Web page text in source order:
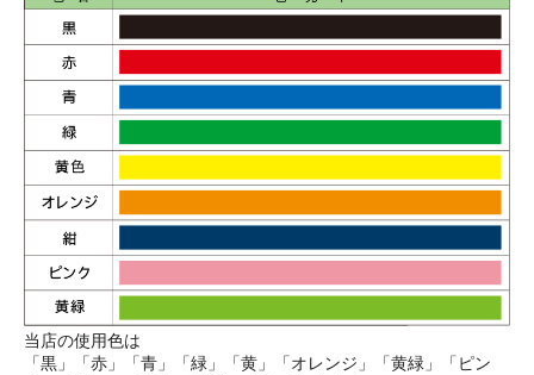
当店の使用色は
「黒」「赤」「青」「緑」「黄」「オレンジ」「黄緑」「ピン